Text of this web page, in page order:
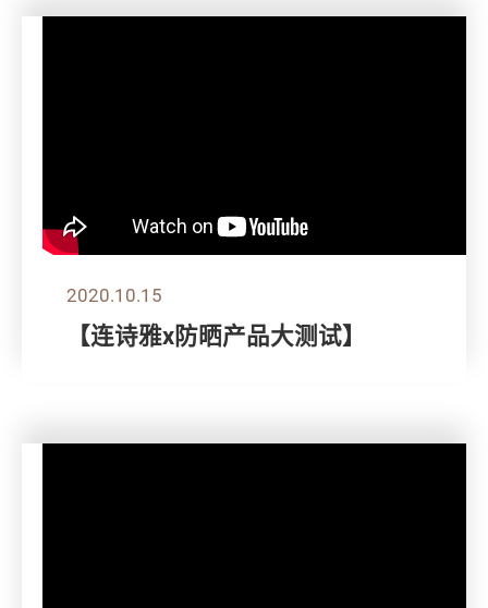
2020.10.15
【连诗雅x防晒产品大测试】